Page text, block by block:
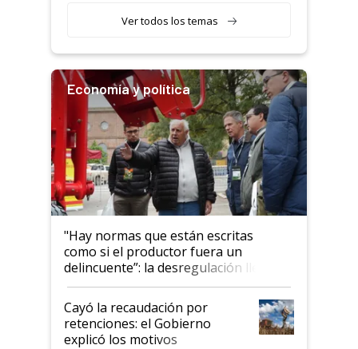
Ver todos los temas
Economía y política
"Hay normas que están escritas
como si el productor fuera un
delincuente”: la desregulación llegó
al Congreso Aapresid y hasta se
habló del financiamiento al IPCVA
Cayó la recaudación por
retenciones: el Gobierno
explicó los motivos